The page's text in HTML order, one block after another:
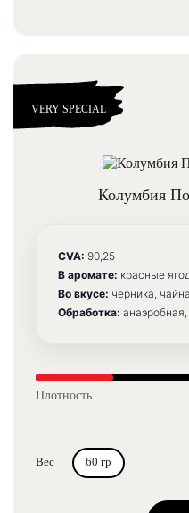
VERY SPECIAL
Колумбия
CVA: 90,25
В аромате: красные
Во вкусе: черника,
Обработка:
Плотность
Вес 60 гр